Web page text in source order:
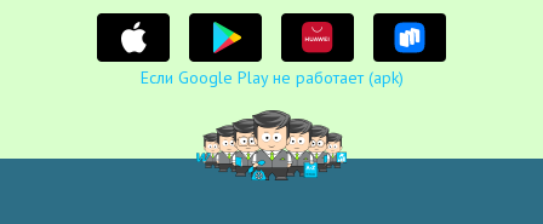
Если Google Play не работает (apk)